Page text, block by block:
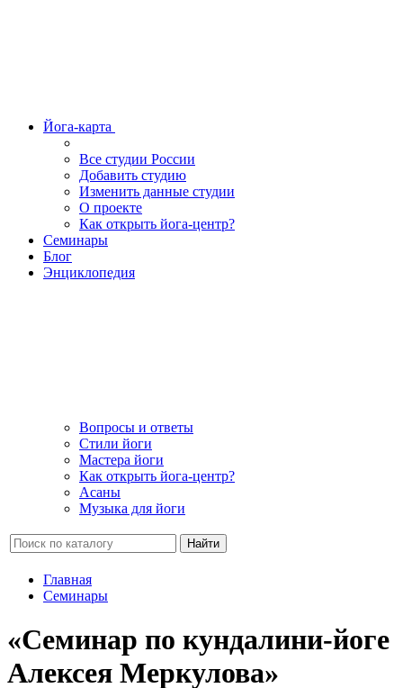
Йога-карта
Все студии России
Добавить студию
Изменить данные студии
О проекте
Как открыть йога-центр?
Семинары
Блог
Энциклопедия
Вопросы и ответы
Стили йоги
Мастера йоги
Как открыть йога-центр?
Асаны
Музыка для йоги
Найти
Главная
Семинары
«Семинар по кундалини-йоге
Алексея Меркулова»